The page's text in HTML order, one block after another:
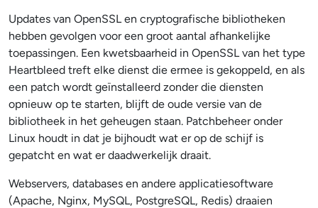
Updates van OpenSSL en cryptografische bibliotheken
hebben gevolgen voor een groot aantal afhankelijke
toepassingen. Een kwetsbaarheid in OpenSSL van het type
Heartbleed treft elke dienst die ermee is gekoppeld, en als
een patch wordt geïnstalleerd zonder die diensten
opnieuw op te starten, blijft de oude versie van de
bibliotheek in het geheugen staan. Patchbeheer onder
Linux houdt in dat je bijhoudt wat er op de schijf is
gepatcht en wat er daadwerkelijk draait.
Webservers, databases en andere applicatiesoftware
(Apache, Nginx, MySQL, PostgreSQL, Redis) draaien